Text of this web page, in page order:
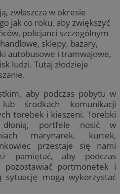
zwłaszcza w okresie
jak co roku, aby zwiększyć
policjanci szczególnym
sklepy, bazary,
autobusowe i tramwajowe,
ludzi. Tutaj złodzieje
aby podczas pobytu w
środkach komunikacji
torebek i kieszeni. Torebki
dłonią, portfele nosić w
marynarek, kurtek,
przestaje się nami
pamiętać, aby podczas
pozostawiać portmonetek i
mogą wykorzystać